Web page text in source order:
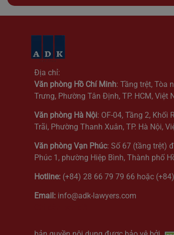
Địa chỉ:
Văn phòng Hồ Chí Minh: Tầng trệt, Tòa
Trưng, Phường Tân Định, TP. HCM, Việt
Văn phòng Hà Nội: OF-04, Tầng 2, Khối
Trãi, Phường Thanh Xuân, TP. Hà Nội,
Văn phòng Vạn Phúc: Số 67 (tầng trệt)
Phúc 1, phường Hiệp Bình, Thành phố
Hotline: (+84) 28 66 79 79 66 hoặc
Email: info@adk-lawyers.com